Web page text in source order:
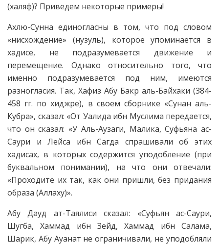
(халяф)? Приведем некоторые примеры!
Ахлю-Сунна единогласны в том, что под словом
«нисхождение» (нузуль), которое упоминается в
хадисе, не подразумевается движение и
перемещение. Однако относительно того, что
именно подразумевается под ним, имеются
разногласия. Так, Хафиз Абу Бакр аль-Байхаки (384-
458 гг. по хиджре), в своем сборнике «Сунан аль-
Кубра», сказал: «От Уалида ибн Муслима передается,
что он сказал: «У Аль-Аузаги, Малика, Суфьяна ас-
Саури и Лейса ибн Сагда спрашивали об этих
хадисах, в которых содержится уподобление (при
буквальном понимании), на что они отвечали:
«Проходите их так, как они пришли, без придания
образа (Аллаху)».
Абу Дауд ат-Таялиси сказал: «Суфьян ас-Саури,
Шугба, Хаммад ибн Зейд, Хаммад ибн Салама,
Шарик, Абу Ауанат не ограничивали, не уподобляли